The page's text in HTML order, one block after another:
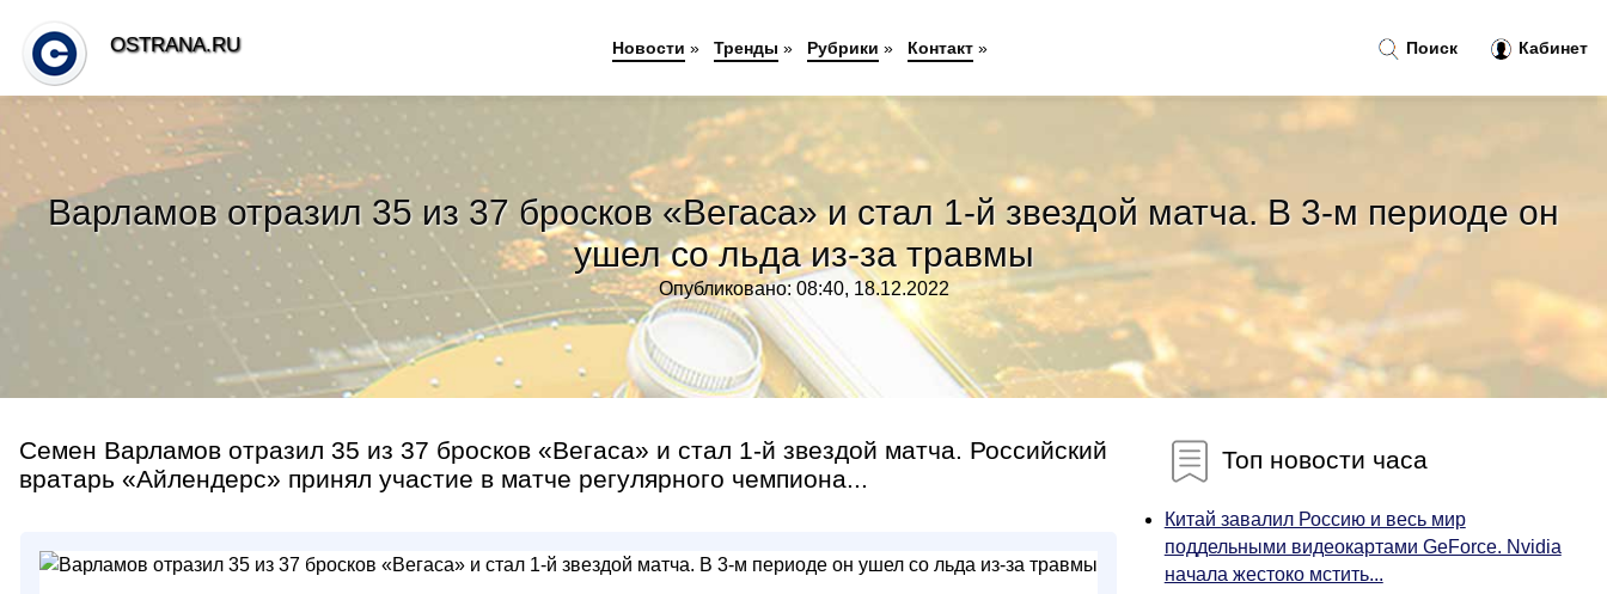
Варламов отразил 35 из 37 бросков «Вегаса» и стал 1-й звездой матча. В 3-м периоде он
ушел со льда из-за травмы
Опубликовано: 08:40, 18.12.2022
Семен Варламов отразил 35 из 37 бросков «Вегаса» и стал 1-й звездой матча. Российский
вратарь «Айлендерс» принял участие в матче регулярного чемпиона...
Топ новости часа
Китай завалил Россию и весь мир
поддельными видеокартами GeForce. Nvidia
начала жестоко мстить...
Поиск Кабинет
OSTRANA.RU Новости » Тренды » Рубрики » Контакт»